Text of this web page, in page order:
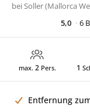
beiSoller (Mallorca
5,0
6
max. 2Pers. 1
Entfernung